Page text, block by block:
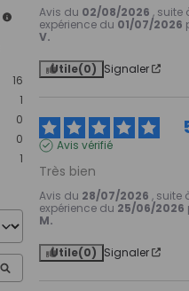
16
1
0
0
1
Avis du 02/08/2026 , suite
expérience du 01/07/2026
V.
Utile(0) Signaler
Avis vérifié
Très bien
Avis du 28/07/2026 , suite
expérience du 25/06/2026
M.
Utile(0) Signaler